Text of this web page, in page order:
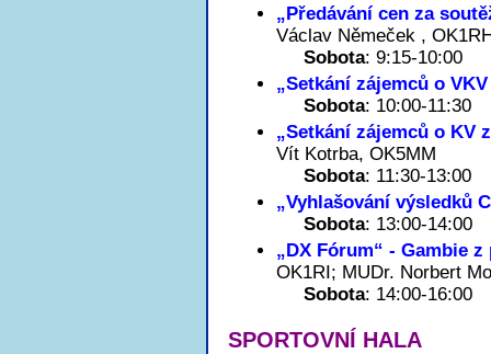
„Předávání cen za
Václav Němeček ,
Sobota: 9:15-10:00
„Setkání zájemců o
Sobota: 10:00-11:30
„Setkání zájemců o KV
Vít Kotrba, OK5MM
Sobota: 11:30-13:00
„Vyhlašování výsledků
Sobota: 13:00-14:00
„DX Fórum“ - Gambie
OK1RI; MUDr. Norbert
Sobota: 14:00-16:00
SPORTOVNÍ HALA